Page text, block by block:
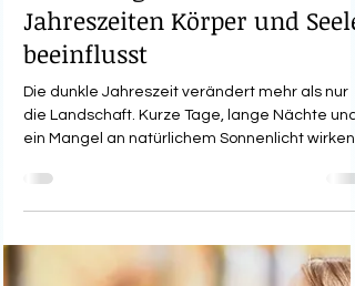
Lichtmangel in dunklen
Jahreszeiten Körper und Seele
beeinflusst
Die dunkle Jahreszeit verändert mehr als nur
ein Mangel an natürlichem Sonnenlicht